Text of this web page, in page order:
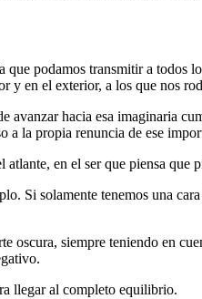
podamos transmitir a todos
en el exterior, a los que nos
hacia esa imaginaria
la propia renuncia de ese
en el ser que piensa que
Si solamente tenemos una
oscura, siempre teniendo en
llegar al completo equilibrio.